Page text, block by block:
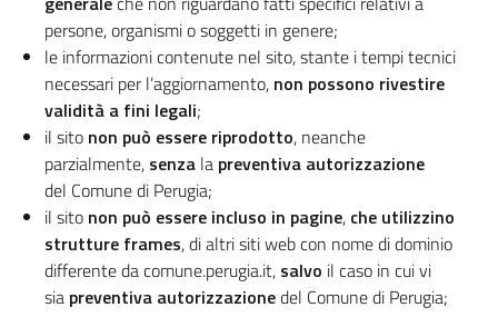
persone, organismi o soggetti in genere;
le informazioni contenute nel sito, stante i tempi tecnici
necessari per l’aggiornamento, non possono rivestire
validità a fini legali;
il sito non può essere riprodotto, neanche
parzialmente, senza la preventiva autorizzazione
del Comune di Perugia;
il sito non può essere incluso in pagine, che utilizzino
strutture frames, di altri siti web con nome di dominio
differente da comune.perugia.it, salvo il caso in cui vi
sia preventiva autorizzazionedel Comune di Perugia;